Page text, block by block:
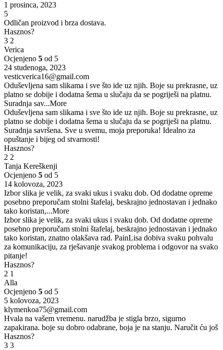
1 prosinca, 2023
5
Odličan proizvod i brza dostava.
Hasznos?
3 2
Verica
Ocjenjeno 5 od 5
24 studenoga, 2023
vesticverica16@gmail.com
Oduševljena sam slikama i sve što ide uz njih. Boje su prekrasne, uz
platno se dobije i dodatna šema u slučaju da se pogriješi na platnu.
Suradnja sav...More
Oduševljena sam slikama i sve što ide uz njih. Boje su prekrasne, uz
platno se dobije i dodatna šema u slučaju da se pogriješi na platnu.
Suradnja savršena. Sve u svemu, moja preporuka! Idealno za
opuštanje i bijeg od stvarnosti!
Hasznos?
2 2
Tanja Kereškenji
Ocjenjeno 5 od 5
14 kolovoza, 2023
Izbor slika je velik, za svaki ukus i svaku dob. Od dodatne opreme
posebno preporučam stolni štafelaj, beskrajno jednostavan i jednako
tako koristan,...More
Izbor slika je velik, za svaki ukus i svaku dob. Od dodatne opreme
posebno preporučam stolni štafelaj, beskrajno jednostavan i jednako
tako koristan, znatno olakšava rad. PainLisa dobiva svaku pohvalu
za komunikaciju, za rješavanje svakog problema i odgovor na svako
pitanje!
Hasznos?
2 1
Alla
Ocjenjeno 5 od 5
5 kolovoza, 2023
klymenkoa75@gmail.com
Hvala na vašem vremenu. narudžba je stigla brzo, sigurno
zapakirana. boje su dobro odabrane, boja je na stanju. Naručit ću još
Hasznos?
3 3